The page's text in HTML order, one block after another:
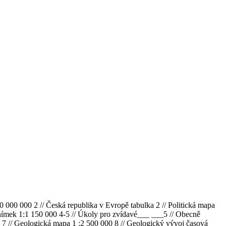
000 2 // Česká republika v Evropě tabulka 2 // Politická mapa
1:1 150 000 4-5 // Úkoly pro zvídavé___ ___5 // Obecně
// Geologická mapa 1 :2 500 000 8 // Geologický vývoj časová